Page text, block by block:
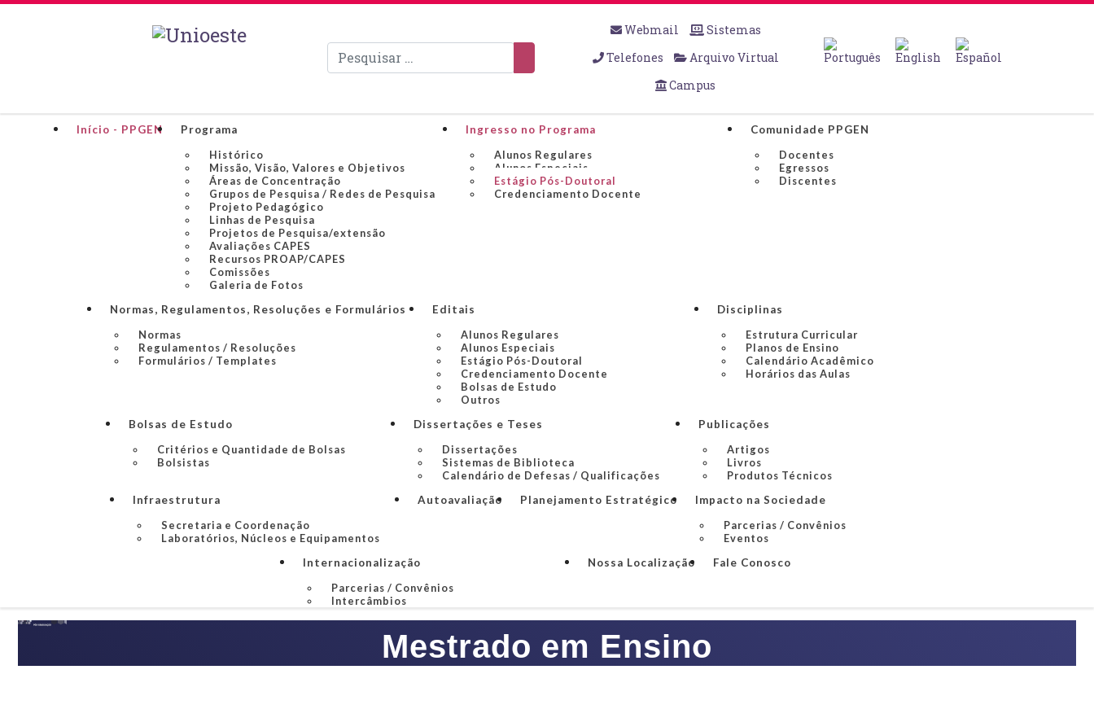
Pesquisar
Webmail
Sistemas
Telefones
Arquivo Virtual
Campus
Início - PPGEN
Programa
Histórico
Missão, Visão, Valores e Objetivos
Áreas de Concentração
Grupos de Pesquisa / Redes de Pesquisa
Projeto Pedagógico
Linhas de Pesquisa
Projetos de Pesquisa/extensão
Avaliações CAPES
Recursos PROAP/CAPES
Comissões
Galeria de Fotos
Ingresso no Programa
Alunos Regulares
Alunos Especiais
Estágio Pós-Doutoral
Credenciamento Docente
Comunidade PPGEN
Docentes
Egressos
Discentes
Normas, Regulamentos, Resoluções e Formulários
Normas
Regulamentos / Resoluções
Formulários / Templates
Editais
Alunos Regulares
Alunos Especiais
Estágio Pós-Doutoral
Credenciamento Docente
Bolsas de Estudo
Outros
Disciplinas
Estrutura Curricular
Planos de Ensino
Calendário Acadêmico
Horários das Aulas
Bolsas de Estudo
Critérios e Quantidade de Bolsas
Bolsistas
Dissertações e Teses
Dissertações
Sistemas de Biblioteca
Calendário de Defesas / Qualificações
Publicações
Artigos
Livros
Produtos Técnicos
Infraestrutura
Secretaria e Coordenação
Laboratórios, Núcleos e Equipamentos
Autoavaliação Planejamento Estratégico
Impacto na Sociedade
Parcerias / Convênios
Eventos
Internacionalização
Parcerias / Convênios
Intercâmbios
Nossa Localização Fale Conosco
Mestrado em Ensino